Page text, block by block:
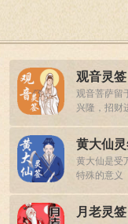
观音灵签
观音菩萨留
兴隆，招财
黄大仙
黄大仙是受
特殊的意义
月老灵签